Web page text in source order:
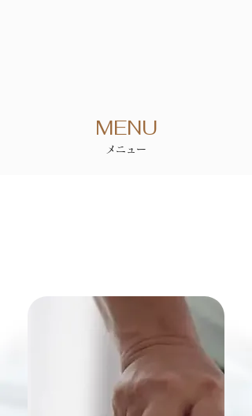
MENU
メニュー